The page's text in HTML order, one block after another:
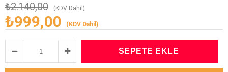
₺2.140,00 (KDV Dahil)
₺999,00 (KDV Dahil)